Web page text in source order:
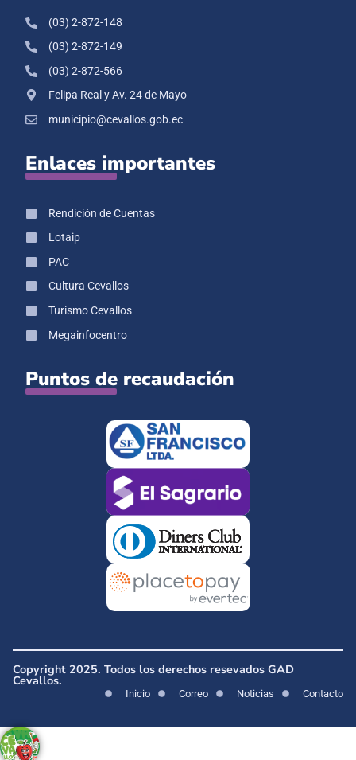
(03) 2-872-148
(03) 2-872-149
(03) 2-872-566
Felipa Real y Av. 24 de Mayo
municipio@cevallos.gob.ec
Enlaces importantes
Rendición de Cuentas
Lotaip
PAC
Cultura Cevallos
Turismo Cevallos
Megainfocentro
Puntos de recaudación
Copyright 2025. Todos los derechos resevados GAD
Cevallos.
Inicio Correo Noticias Contacto